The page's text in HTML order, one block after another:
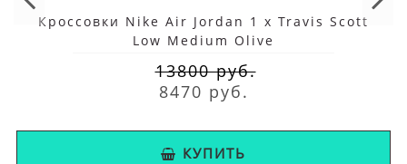
Кроссовки Nike Air Jordan 1 x Travis Scott
Low Medium Olive
13800 руб.
8470 руб.
КУПИТЬ